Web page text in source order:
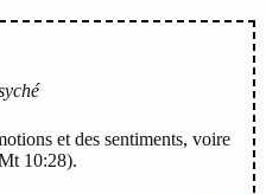
et des sentiments, voire
10:28).